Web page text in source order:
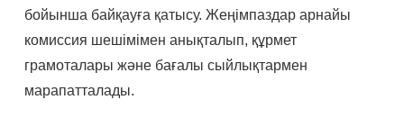
бойынша байқауға қатысу. Жеңімпаздар арнайы
комиссия шешімімен анықталып, құрмет
грамоталары және бағалы сыйлықтармен
марапатталады.